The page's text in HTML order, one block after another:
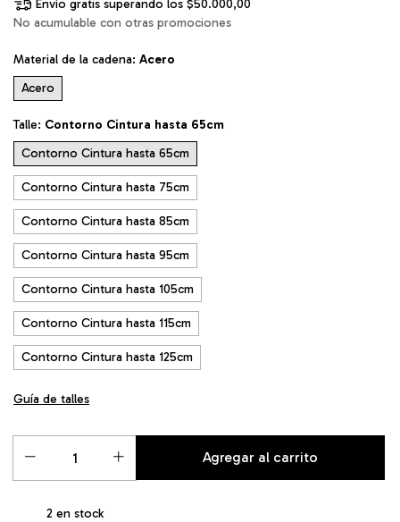
Envío gratis superando los$50.000,00
No acumulable con otras promociones
Material de la cadena: Acero
Acero
Talle: Contorno Cintura hasta 65cm
Contorno Cintura hasta 65cm
Contorno Cintura hasta 75cm
Contorno Cintura hasta 85cm
Contorno Cintura hasta 95cm
Contorno Cintura hasta 105cm
Contorno Cintura hasta 115cm
Contorno Cintura hasta 125cm
Guía de talles
2en stock